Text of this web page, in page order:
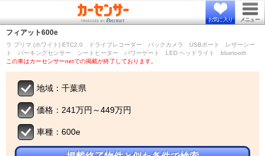
お気に入り メニュー
フィアット600e
ラ プリマ (ホワイト) ETC2.0 ドライブレコーダー バックカメラ USBポート レザーシー
ト パーキングセンサー シートヒーター パワーゲート LED ヘッドライト bluetooth
この車はカーセンサーnetでの掲載が終了しております。
地域：千葉県
価格：241万円～449万円
車種：600e